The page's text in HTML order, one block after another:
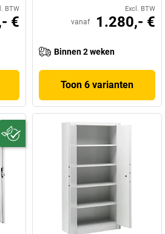
BTW
€
Excl. BTW
vanaf 1.280,- €
Binnen 2 weken
Toon 6 varianten